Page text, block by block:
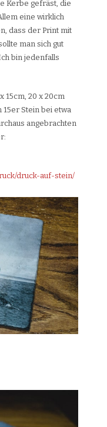
Kerbe gefräst, die
eine wirklich
dass der Print mit
man sich gut
bin jedenfalls
15cm, 20 x 20cm
15er Stein bei etwa
angebrachten
druck-auf-stein/